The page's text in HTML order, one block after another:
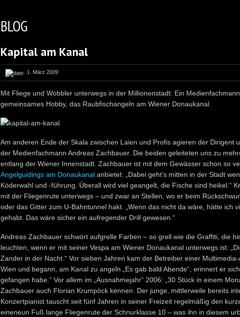
BLOG
Kapital am Kanal
1. März 2009
Mit Fliege und Wobbler unterwegs in der Millionenstadt: Ein
gemeinsames Hobby, das Raubfischangeln am Wiener Donaukanal.
Am anderen Ende der Skala zwischen Laien und Profis agieren der Dirigent
der Medienfachmann Andreas Zachbauer. Die beiden geleiteten uns zu
entlang der Wiener Innenstadt. Zachbauer ist mit dem Gewässer schon so
Angelguidings am Donaukanal anbietet: „Dabei geht’s mitten in der Stadt
Köderwahl und -führung. Überall wird viel geangelt, die Fische sind heikel.“
mit der Fliegenrute unterwegs – und zwar an Stellen, wo er beim
oder das Gitter zum U-Bahntunnel hakt. „Wenn das nicht da wäre, hätte ich
gehabt. Das wäre sicher ein aufregender Drill gewesen.“
Andreas Zachbauer schwört aufgrelle Farben – so grell wie die Graffiti, die
leuchten, wenn er mit seiner Vespa am Wiener Donaukanal unterwegs ist:
Zander in der Nacht.“ Vor sieben Jahren kam der Betreiber einer
Wien und begann, am Kanal zu angeln.„Es gab bald Abende“, erinnert er
gefangen habe.“ Vor allem im „Ausnahmejahr“ 2006: „30 Stück in einem
Zachbauer auch Florian Krumpöck kennen. Der junge, mittlerweile bereits
Konzertpianist tauscht seit fünf Jahren in seiner Freizeit regelmäßig den
eineneun Fuß lange Fliegenrute der Schnurklasse 10 – was ihn in diesem